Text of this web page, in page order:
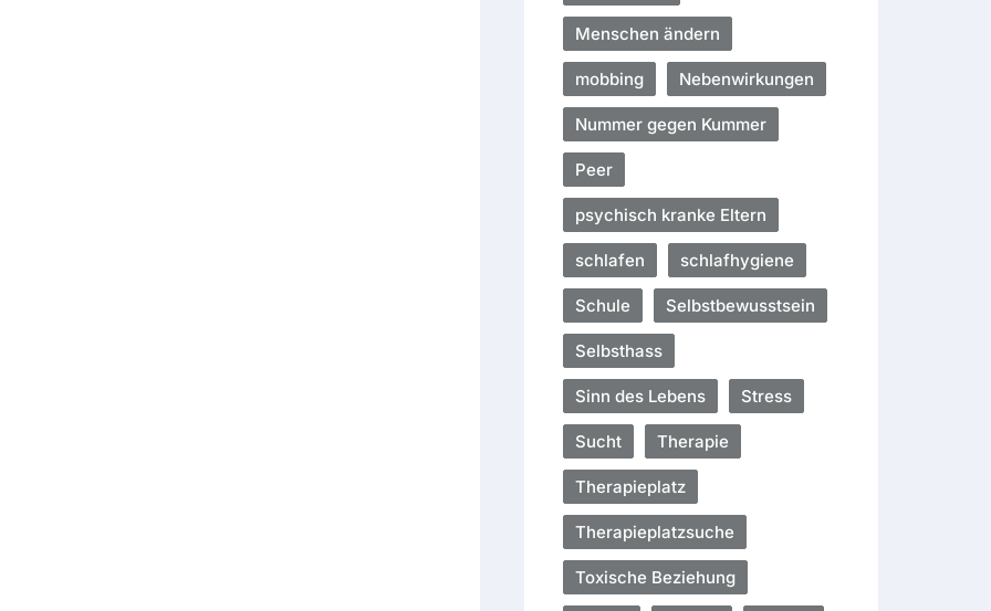
Menschen ändern
mobbing Nebenwirkungen
Nummer gegen Kummer
Peer
psychisch kranke Eltern
schlafen schlafhygiene
Schule Selbstbewusstsein
Selbsthass
Sinn des Lebens Stress
Sucht Therapie
Therapieplatz
Therapieplatzsuche
Toxische Beziehung